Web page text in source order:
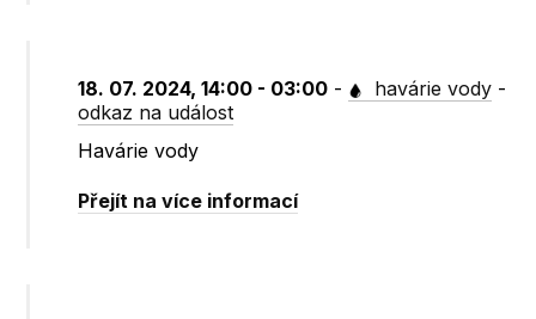
18. 07. 2024, 14:00 - 03:00 - havárie vody -
odkaz na událost
Havárie vody
Přejít na více informací